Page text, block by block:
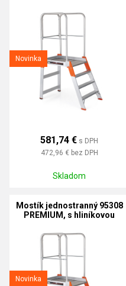
Novinka
581,74 € s DPH
472,96 € bez DPH
Skladom
Mostík jednostranný 95308
PREMIUM, s hliníkovou
Novinka